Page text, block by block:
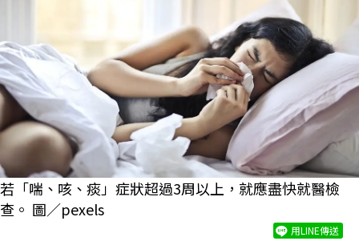
若「喘、咳、痰」症狀超過3周以上，就應盡快就醫檢
查。 圖／pexels
用LINE傳送